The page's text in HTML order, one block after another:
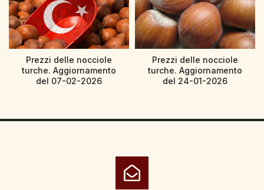
Prezzi delle nocciole
turche. Aggiornamento
del 07-02-2026
Prezzi delle nocciole
turche. Aggiornamento
del 24-01-2026